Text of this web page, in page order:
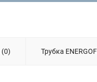
Трубка